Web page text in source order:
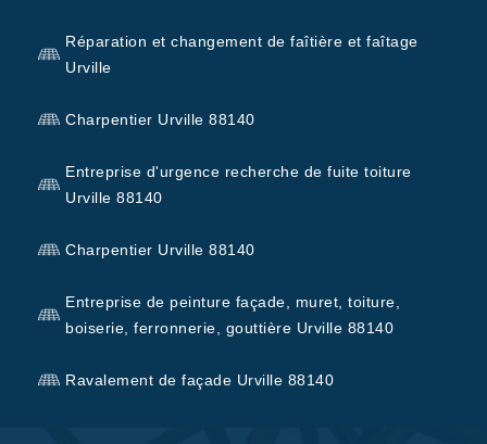
Réparation et changement de faîtière et faîtage
Urville
Charpentier Urville 88140
Entreprise d'urgence recherche de fuite toiture
Urville 88140
Charpentier Urville 88140
Entreprise de peinture façade, muret, toiture,
boiserie, ferronnerie, gouttière Urville 88140
Ravalement de façade Urville 88140